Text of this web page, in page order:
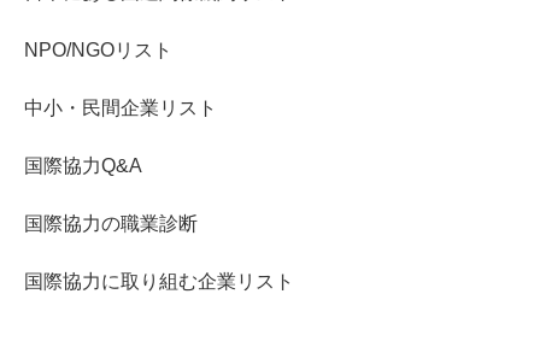
NPO/NGOリスト
中小・民間企業リスト
国際協力Q&A
国際協力の職業診断
国際協力に取り組む企業リスト